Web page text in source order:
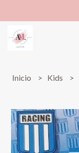
Inicio Kids